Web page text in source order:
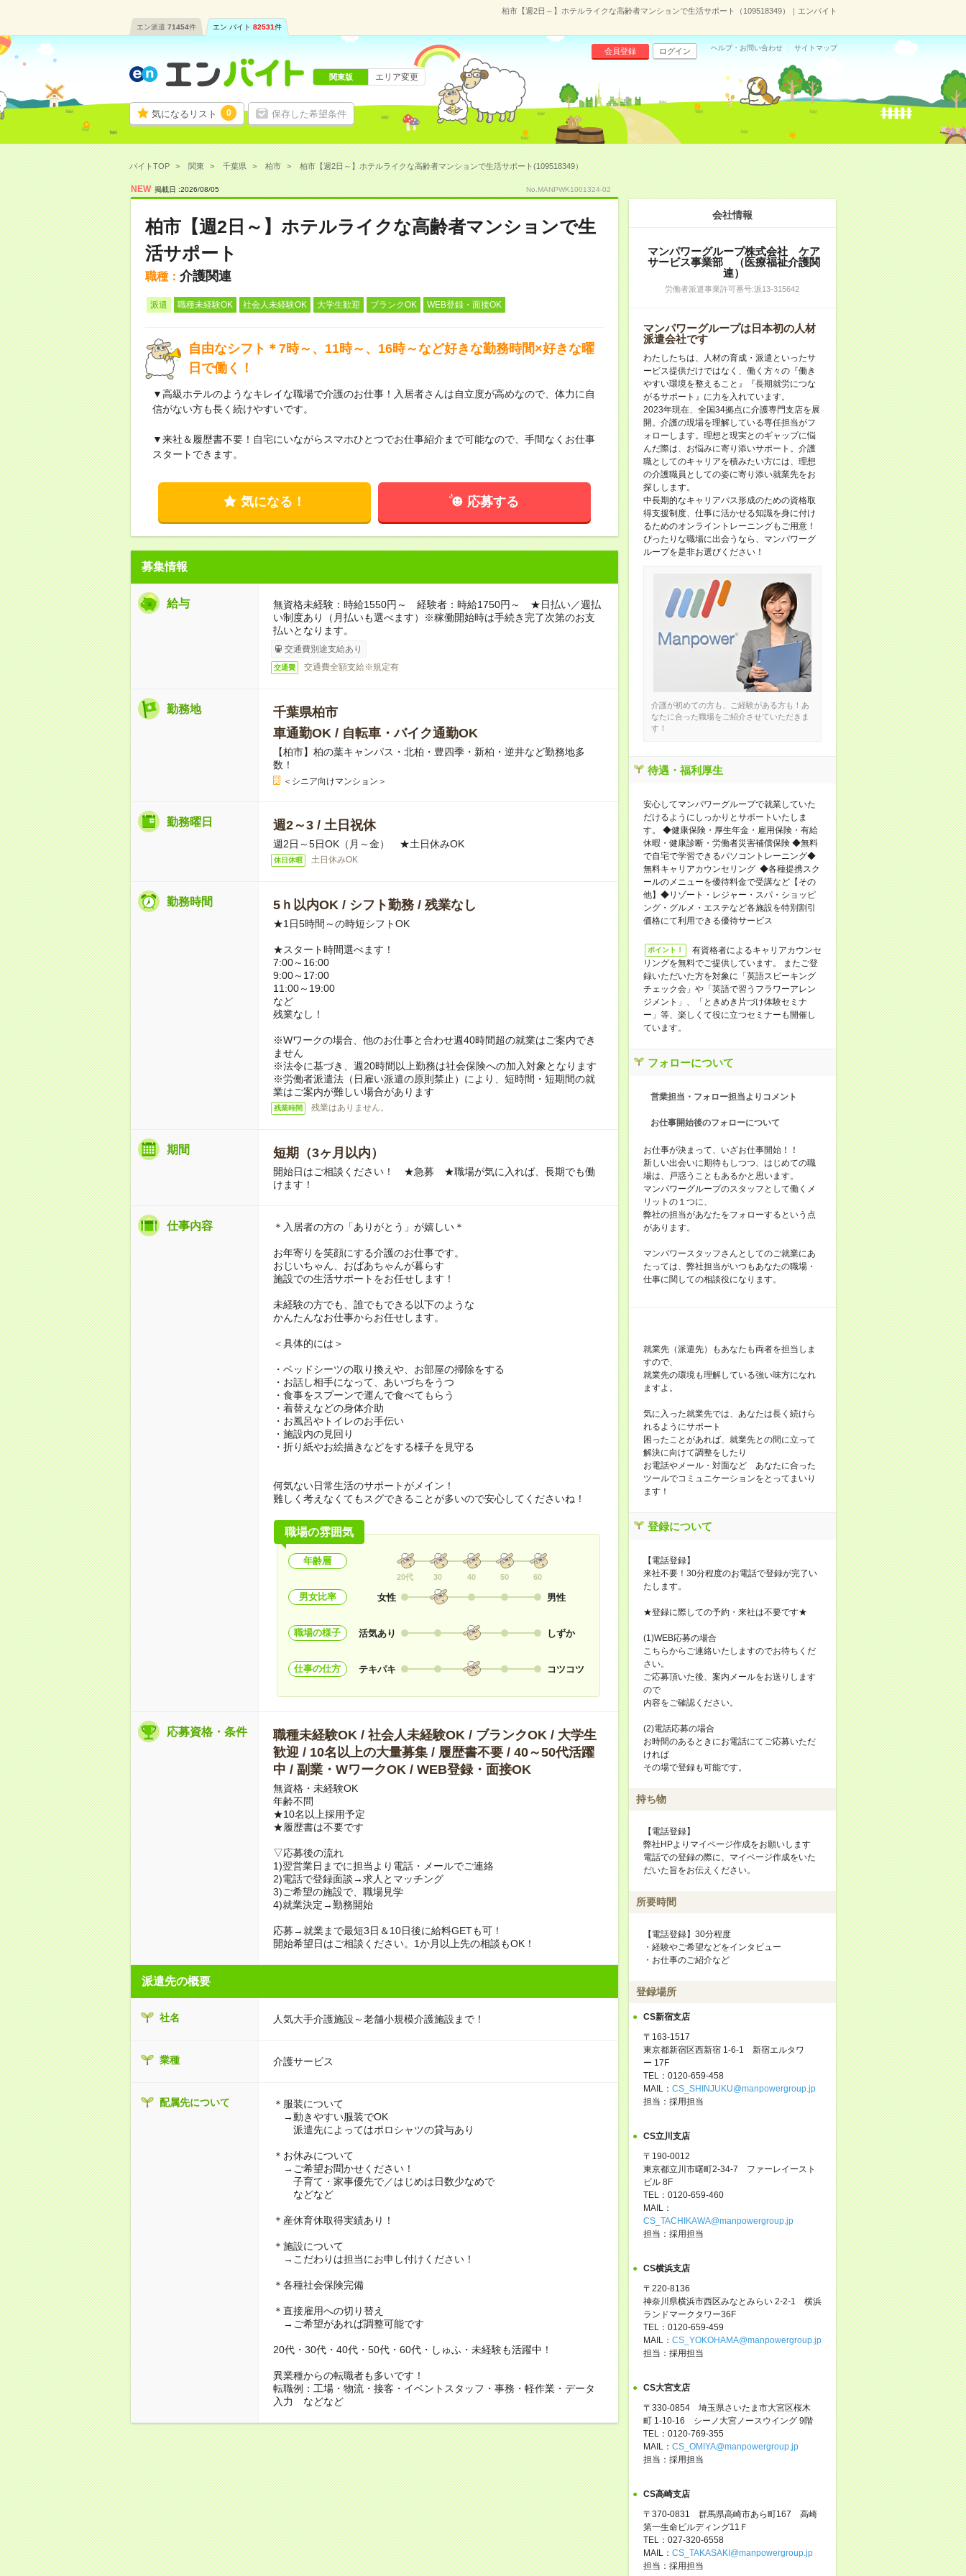
柏市【週2日～】ホテルライクな高齢者マンションで生活サポート（109518349）｜エンバイト
エン派遣 71454件 エン バイト 82531件
気になるリスト 0 保存した希望条件
会員登録 ログイン ヘルプ・お問い合わせ サイトマップ
関東版 エリア変更
バイトTOP 関東 千葉県 柏市 柏市【週2日～】ホテルライクな高齢者マンションで生活サポート(109518349）
NEW 掲載日 :2026/08/05 No.MANPWK1001324-02
柏市【週2日～】ホテルライクな高齢者マンションで生
活サポート
職種： 介護関連
派遣 職種未経験OK 社会人未経験OK 大学生歓迎 ブランクOK WEB登録・面接OK
自由なシフト＊7時～、11時～、16時～など好きな勤務時間×好きな曜
日で働く！
▼高級ホテルのようなキレイな職場で介護のお仕事！入居者さんは自立度が高めなので、体力に自
信がない方も長く続けやすいです。
▼来社＆履歴書不要！自宅にいながらスマホひとつでお仕事紹介まで可能なので、手間なくお仕事
スタートできます。
気になる！ 応募する
募集情報
給与
無資格未経験：時給1550円～ 経験者：時給1750円～ ★日払い／週払
い制度あり（月払いも選べます）※稼働開始時は手続き完了次第のお支
払いとなります。
交通費別途支給あり
交通費 交通費全額支給※規定有
勤務地
千葉県柏市
車通勤OK / 自転車・バイク通勤OK
【柏市】柏の葉キャンパス・北柏・豊四季・新柏・逆井など勤務地多
数！
＜シニア向けマンション＞
勤務曜日 週2～3 / 土日祝休
週2日～5日OK（月～金） ★土日休みOK
休日休暇 土日休みOK
勤務時間 5ｈ以内OK / シフト勤務 / 残業なし
★1日5時間～の時短シフトOK
★スタート時間選べます！
7:00～16:00
9:00～17:00
11:00～19:00
など
残業なし！
※Wワークの場合、他のお仕事と合わせ週40時間超の就業はご案内でき
ません
※法令に基づき、週20時間以上勤務は社会保険への加入対象となります
※労働者派遣法（日雇い派遣の原則禁止）により、短時間・短期間の就
業はご案内が難しい場合があります
残業時間 残業はありません。
期間 短期（3ヶ月以内）
開始日はご相談ください！ ★急募 ★職場が気に入れば、長期でも働
けます！
仕事内容 ＊入居者の方の「ありがとう」が嬉しい＊
お年寄りを笑顔にする介護のお仕事です。
おじいちゃん、おばあちゃんが暮らす
施設での生活サポートをお任せします！
未経験の方でも、誰でもできる以下のような
かんたんなお仕事からお任せします。
＜具体的には＞
・ベッドシーツの取り換えや、お部屋の掃除をする
・お話し相手になって、あいづちをうつ
・食事をスプーンで運んで食べてもらう
・着替えなどの身体介助
・お風呂やトイレのお手伝い
・施設内の見回り
・折り紙やお絵描きなどをする様子を見守る
何気ない日常生活のサポートがメイン！
難しく考えなくてもスグできることが多いので安心してくださいね！
職場の雰囲気
年齢層
20代 30 40 50 60
男女比率 女性 男性
職場の様子 活気あり しずか
仕事の仕方 テキパキ コツコツ
応募資格・条件
職種未経験OK / 社会人未経験OK / ブランクOK / 大学生
歓迎 / 10名以上の大量募集 / 履歴書不要 / 40～50代活躍
中 / 副業・WワークOK / WEB登録・面接OK
無資格・未経験OK
年齢不問
★10名以上採用予定
★履歴書は不要です
▽応募後の流れ
1)翌営業日までに担当より電話・メールでご連絡
2)電話で登録面談→求人とマッチング
3)ご希望の施設で、職場見学
4)就業決定→勤務開始
応募→就業まで最短3日＆10日後に給料GETも可！
開始希望日はご相談ください。1か月以上先の相談もOK！
派遣先の概要
社名 人気大手介護施設～老舗小規模介護施設まで！
業種 介護サービス
配属先について
＊服装について
→動きやすい服装でOK
派遣先によってはポロシャツの貸与あり
＊お休みについて
→ご希望お聞かせください！
子育て・家事優先で／はじめは日数少なめで
などなど
＊産休育休取得実績あり！
＊施設について
→こだわりは担当にお申し付けください！
＊各種社会保険完備
＊直接雇用への切り替え
→ご希望があれば調整可能です
20代・30代・40代・50代・60代・しゅふ・未経験も活躍中！
異業種からの転職者も多いです！
転職例：工場・物流・接客・イベントスタッフ・事務・軽作業・データ
入力 などなど
会社情報
マンパワーグループ株式会社 ケア
サービス事業部 （医療福祉介護関
連）
労働者派遣事業許可番号:派13-315642
マンパワーグループは日本初の人材
派遣会社です
わたしたちは、人材の育成・派遣といったサ
ービス提供だけではなく、働く方々の『働き
やすい環境を整えること』『長期就労につな
がるサポート』に力を入れています。
2023年現在、全国34拠点に介護専門支店を展
開。介護の現場を理解している専任担当がフ
ォローします。理想と現実とのギャップに悩
んだ際は、お悩みに寄り添いサポート。介護
職としてのキャリアを積みたい方には、理想
の介護職員としての姿に寄り添い就業先をお
探しします。
中長期的なキャリアパス形成のための資格取
得支援制度、仕事に活かせる知識を身に付け
るためのオンライントレーニングもご用意！
ぴったりな職場に出会うなら、マンパワーグ
ループを是非お選びください！
介護が初めての方も、ご経験がある方も！あ
なたに合った職場をご紹介させていただきま
す！
待遇・福利厚生
安心してマンパワーグループで就業していた
だけるようにしっかりとサポートいたしま
す。 ◆健康保険・厚生年金・雇用保険・有給
休暇・健康診断・労働者災害補償保険 ◆無料
で自宅で学習できるパソコントレーニング◆
無料キャリアカウンセリング ◆各種提携スク
ールのメニューを優待料金で受講など【その
他】◆リゾート・レジャー・スパ・ショッピ
ング・グルメ・エステなど各施設を特別割引
価格にて利用できる優待サービス
ポイント！
有資格者によるキャリアカウンセ
リングを無料でご提供しています。 またご登
録いただいた方を対象に「英語スピーキング
チェック会」や「英語で習うフラワーアレン
ジメント」、「ときめき片づけ体験セミナ
ー」等、楽しくて役に立つセミナーも開催し
ています。
フォローについて
営業担当・フォロー担当よりコメント
お仕事開始後のフォローについて
お仕事が決まって、いざお仕事開始！！
新しい出会いに期待もしつつ、はじめての職
場は、戸惑うこともあるかと思います。
マンパワーグループのスタッフとして働くメ
リットの１つに、
弊社の担当があなたをフォローするという点
があります。
マンパワースタッフさんとしてのご就業にあ
たっては、弊社担当がいつもあなたの職場・
仕事に関しての相談役になります。
就業先（派遣先）もあなたも両者を担当しま
すので、
就業先の環境も理解している強い味方になれ
ますよ。
気に入った就業先では、あなたは長く続けら
れるようにサポート
困ったことがあれば、就業先との間に立って
解決に向けて調整をしたり
お電話やメール・対面など あなたに合った
ツールでコミュニケーションをとってまいり
ます！
登録について
【電話登録】
来社不要！30分程度のお電話で登録が完了い
たします。
★登録に際しての予約・来社は不要です★
(1)WEB応募の場合
こちらからご連絡いたしますのでお待ちくだ
さい。
ご応募頂いた後、案内メールをお送りします
ので
内容をご確認ください。
(2)電話応募の場合
お時間のあるときにお電話にてご応募いただ
ければ
その場で登録も可能です。
持ち物
【電話登録】
弊社HPよりマイページ作成をお願いします
電話での登録の際に、マイページ作成をいた
だいた旨をお伝えください。
所要時間
【電話登録】30分程度
・経験やご希望などをインタビュー
・お仕事のご紹介など
登録場所
CS新宿支店
〒163-1517
東京都新宿区西新宿 1-6-1 新宿エルタワ
ー 17F
TEL：0120-659-458
MAIL： CS_SHINJUKU@manpowergroup.jp
担当：採用担当
CS立川支店
〒190-0012
東京都立川市曙町2-34-7 ファーレイースト
ビル 8F
TEL：0120-659-460
MAIL：
CS_TACHIKAWA@manpowergroup.jp
担当：採用担当
CS横浜支店
〒220-8136
神奈川県横浜市西区みなとみらい 2-2-1 横浜
ランドマークタワー36F
TEL：0120-659-459
MAIL： CS_YOKOHAMA@manpowergroup.jp
担当：採用担当
CS大宮支店
〒330-0854 埼玉県さいたま市大宮区桜木
町 1-10-16 シーノ大宮ノースウイング 9階
TEL：0120-769-355
MAIL： CS_OMIYA@manpowergroup.jp
担当：採用担当
CS高崎支店
〒370-0831 群馬県高崎市あら町167 高崎
第一生命ビルディング11Ｆ
TEL：027-320-6558
MAIL： CS_TAKASAKI@manpowergroup.jp
担当：採用担当